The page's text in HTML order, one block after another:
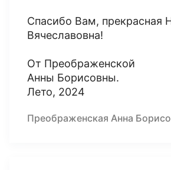
Спасибо Вам, прекрасная
Вячеславовна!
От Преображенской
Анны Борисовны.
Лето, 2024
Преображенская Анна